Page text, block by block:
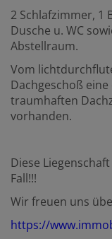
2 Schlafzimmer, 1
Dusche u. WC
Abstellraum.
Vom
Dachgeschoß
traumhaften
vorhanden.
Diese
Fall!!!
Wir freuen uns
https://